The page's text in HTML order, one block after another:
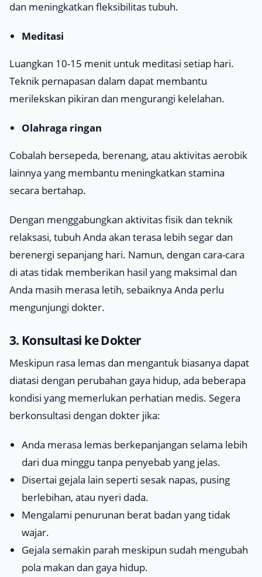
dan meningkatkan fleksibilitas tubuh.
Meditasi
Luangkan 10-15 menit untuk meditasi setiap hari.
Teknik pernapasan dalam dapat membantu
merilekskan pikiran dan mengurangi kelelahan.
Olahraga ringan
Cobalah bersepeda, berenang, atau aktivitas aerobik
lainnya yang membantu meningkatkan stamina
secara bertahap.
Dengan menggabungkan aktivitas fisik dan teknik
relaksasi, tubuh Anda akan terasa lebih segar dan
berenergi sepanjang hari. Namun, dengan cara-cara
di atas tidak memberikan hasil yang maksimal dan
Anda masih merasa letih, sebaiknya Anda perlu
mengunjungi dokter.
3. Konsultasi ke Dokter
Meskipun rasa lemas dan mengantuk biasanya dapat
diatasi dengan perubahan gaya hidup, ada beberapa
kondisi yang memerlukan perhatian medis. Segera
berkonsultasi dengan dokter jika:
Anda merasa lemas berkepanjangan selama lebih
dari dua minggu tanpa penyebab yang jelas.
Disertai gejala lain seperti sesak napas, pusing
berlebihan, atau nyeri dada.
Mengalami penurunan berat badan yang tidak
wajar.
Gejala semakin parah meskipun sudah mengubah
pola makan dan gaya hidup.